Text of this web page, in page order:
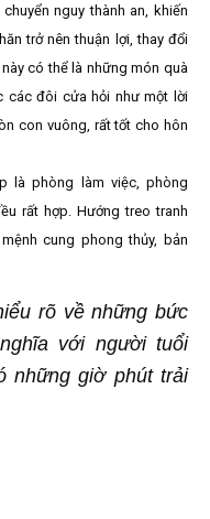
nguy thành an, khiến
trở nên thuận lợi, thay đổi
có thể là những món quà
các đôi cửa hỏi như một lời
con vuông, rất tốt cho hôn
là phòng làm việc, phòng
rất hợp. Hướng treo tranh
cung phong thủy, bản
rõ về những bức
với người tuổi
những giờ phút trải